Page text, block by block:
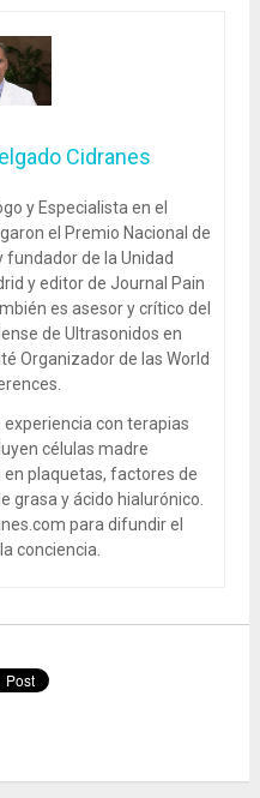
Cidranes
y Especialista en el
el Premio Nacional de
fundador de la Unidad
y editor de Journal Pain
es asesor y crítico del
de Ultrasonidos en
Organizador de las World
con terapias
células madre
plaquetas, factores de
grasa y ácido hialurónico.
para difundir el
conciencia.